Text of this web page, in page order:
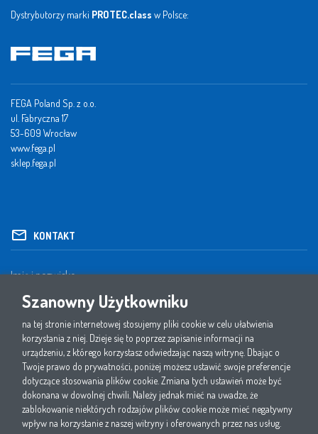
Dystrybutorzy marki PROTEC.class w Polsce:
FEGA Poland Sp. z o.o.
ul. Fabryczna 17
53-609 Wrocław
www.fega.pl
sklep.fega.pl
KONTAKT
Szanowny Użytkowniku
na tej stronie internetowej stosujemy pliki cookie w celu ułatwienia
korzystania z niej. Dzieje się to poprzez zapisanie informacji na
urządzeniu, z którego korzystasz odwiedzając naszą witrynę. Dbając o
Twoje prawo do prywatności, poniżej możesz ustawić swoje preferencje
dotyczące stosowania plików cookie. Zmiana tych ustawień może być
dokonana w dowolnej chwili. Należy jednak mieć na uwadze, że
zablokowanie niektórych rodzajów plików cookie może mieć negatywny
wpływ na korzystanie z naszej witryny i oferowanych przez nas usług.